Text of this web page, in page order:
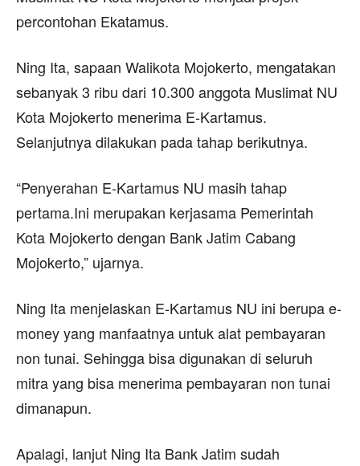
percontohan Ekatamus.
Ning Ita, sapaan Walikota Mojokerto, mengatakan
sebanyak 3 ribu dari 10.300 anggota Muslimat NU
Kota Mojokerto menerima E-Kartamus.
Selanjutnya dilakukan pada tahap berikutnya.
“Penyerahan E-Kartamus NU masih tahap
pertama.Ini merupakan kerjasama Pemerintah
Kota Mojokerto dengan Bank Jatim Cabang
Mojokerto,” ujarnya.
Ning Ita menjelaskan E-Kartamus NU ini berupa e-
money yang manfaatnya untuk alat pembayaran
non tunai. Sehingga bisa digunakan di seluruh
mitra yang bisa menerima pembayaran non tunai
dimanapun.
Apalagi, lanjut Ning Ita Bank Jatim sudah